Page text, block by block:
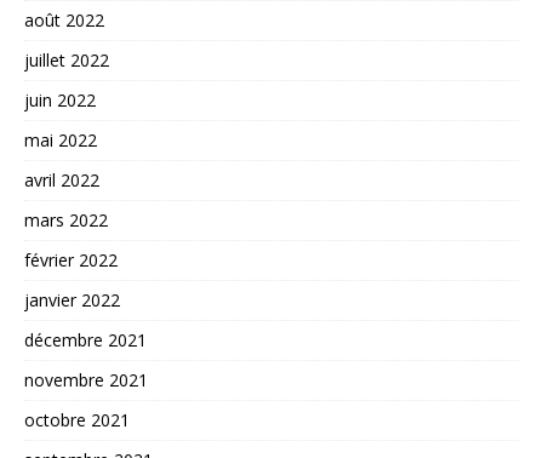
août 2022
juillet 2022
juin 2022
mai 2022
avril 2022
mars 2022
février 2022
janvier 2022
décembre 2021
novembre 2021
octobre 2021